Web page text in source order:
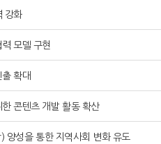
강화
모델 구현
확대
콘텐츠 개발 활동 확산
양성을 통한 지역사회 변화 유도